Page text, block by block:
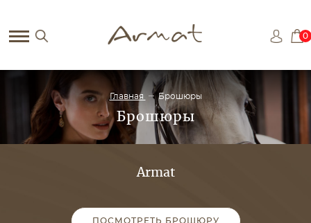
0
Главная Брошюры
Брошюры
Armat
ПОСМОТРЕТЬ БРОШЮРУ